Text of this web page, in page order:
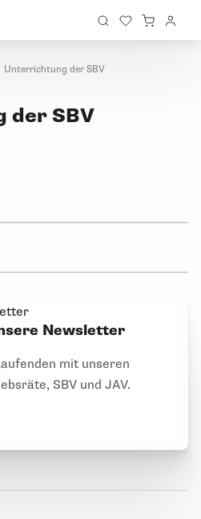
Unterrichtung der SBV
der SBV
Newsletter
mit unseren
SBV und JAV.